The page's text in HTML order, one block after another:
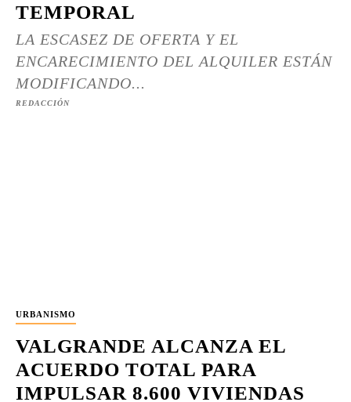
TEMPORAL
LA ESCASEZ DE OFERTA Y EL
ENCARECIMIENTO DEL ALQUILER ESTÁN
MODIFICANDO...
REDACCIÓN
URBANISMO
VALGRANDE ALCANZA EL
ACUERDO TOTAL PARA
IMPULSAR 8.600 VIVIENDAS